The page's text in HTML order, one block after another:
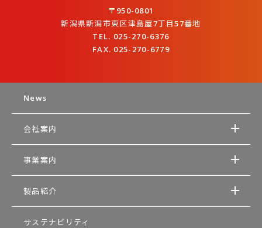
〒950-0801
新潟県新潟市東区津島屋7丁目57番地
TEL. 025-270-6376
FAX. 025-270-6779
News
会社案内
事業案内
製品紹介
サステナビリティ